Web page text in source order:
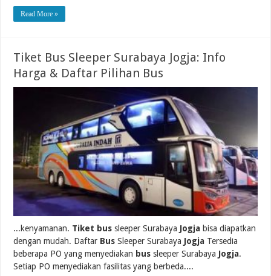
Read More »
Tiket Bus Sleeper Surabaya Jogja: Info
Harga & Daftar Pilihan Bus
...kenyamanan. Tiket bus sleeper Surabaya Jogja bisa diapatkan
dengan mudah. Daftar Bus Sleeper Surabaya Jogja Tersedia
beberapa PO yang menyediakan bus sleeper Surabaya Jogja.
Setiap PO menyediakan fasilitas yang berbeda....